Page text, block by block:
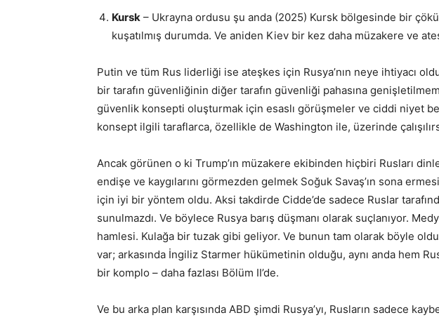
Kursk – Ukrayna ordusu şu anda (2025) Kursk bölgesinde bir
kuşatılmış durumda. Ve aniden Kiev bir kez daha müzakere ve
Putin ve tüm Rus liderliği ise ateşkes için Rusya’nın neye ihtiyacı
bir tarafın güvenliğinin diğer tarafın güvenliği pahasına
güvenlik konsepti oluşturmak için esaslı görüşmeler ve ciddi niyet
konsept ilgili taraflarca, özellikle de Washington ile, üzerinde
Ancak görünen o ki Trump’ın müzakere ekibinden hiçbiri Rusları
endişe ve kaygılarını görmezden gelmek Soğuk Savaş’ın sona
için iyi bir yöntem oldu. Aksi takdirde Cidde’de sadece Ruslar
sunulmazdı. Ve böylece Rusya barış düşmanı olarak suçlanıyor.
hamlesi. Kulağa bir tuzak gibi geliyor. Ve bunun tam olarak böyle
var; arkasında İngiliz Starmer hükümetinin olduğu, aynı anda hem
bir komplo – daha fazlası Bölüm II’de.
Ve bu arka plan karşısında ABD şimdi Rusya’yı, Rusların sadece